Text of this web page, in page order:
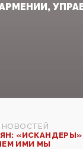
НОВОСТЕЙ
ИМИ МЫ